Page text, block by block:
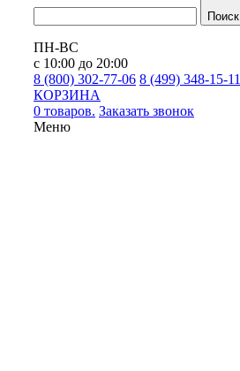
Поиск
ПН-ВС
с 10:00 до 20:00
8 (800) 302-77-06 8 (499) 348-15-11
КОРЗИНА
0 товаров. Заказать звонок
Меню